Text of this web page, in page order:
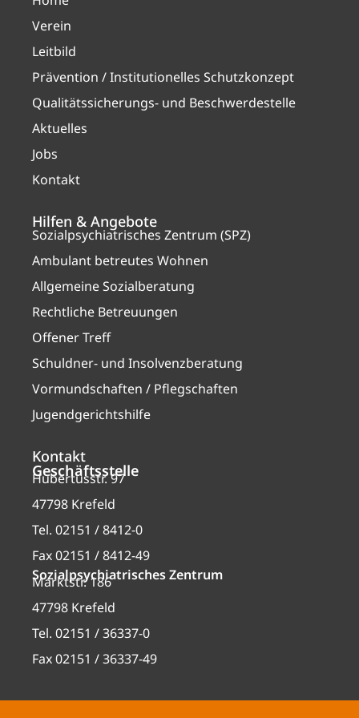
Verein
Leitbild
Prävention / Institutionelles Schutzkonzept
Qualitätssicherungs- und Beschwerdestelle
Aktuelles
Jobs
Kontakt
Hilfen & Angebote
Sozialpsychiatrisches Zentrum (SPZ)
Ambulant betreutes Wohnen
Allgemeine Sozialberatung
Rechtliche Betreuungen
Offener Treff
Schuldner- und Insolvenzberatung
Vormundschaften / Pflegschaften
Jugendgerichtshilfe
Kontakt
Geschäftsstelle
Hubertusstr. 97
47798 Krefeld
Tel. 02151 / 8412-0
Fax 02151 / 8412-49
Sozialpsychiatrisches Zentrum
Marktstr. 186
47798 Krefeld
Tel. 02151 / 36337-0
Fax 02151 / 36337-49